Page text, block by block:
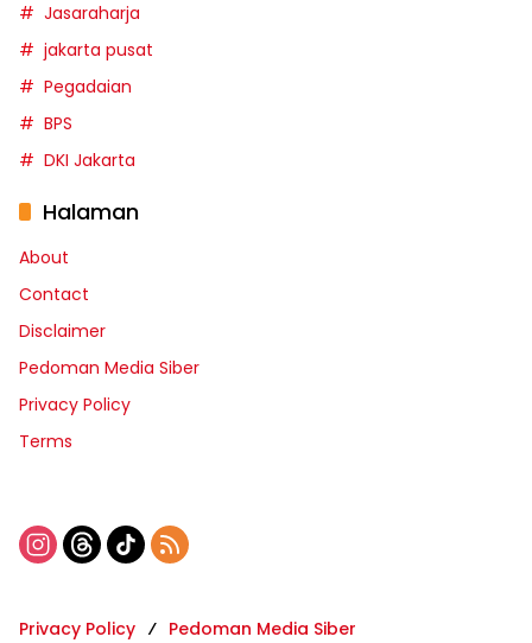
Jasaraharja
jakarta pusat
Pegadaian
BPS
DKI Jakarta
Halaman
About
Contact
Disclaimer
Pedoman Media Siber
Privacy Policy
Terms
Privacy Policy Pedoman Media Siber